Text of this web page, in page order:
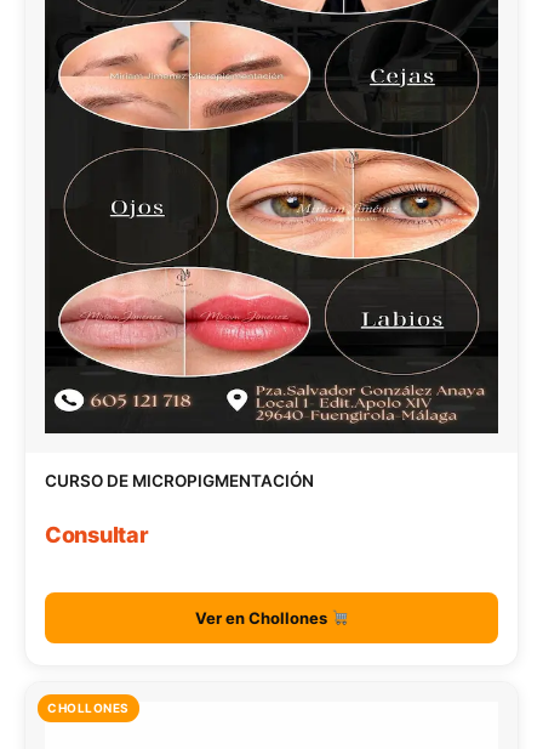
CURSO DE MICROPIGMENTACIÓN
Consultar
Ver en Chollones
CHOLLONES